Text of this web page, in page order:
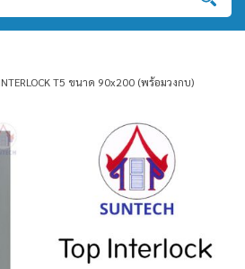
T5 ขนาด 90x200 (พร้อมวงกบ)